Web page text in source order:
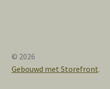
© 2026
Gebouwd met Storefront.